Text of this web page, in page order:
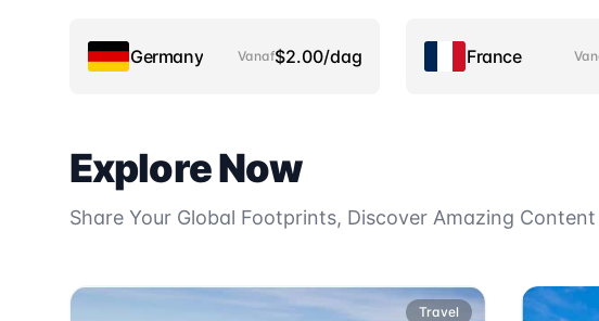
Germany Vanaf$2.00/dag France
Explore Now
Share Your Global Footprints, Discover Amazing Content
Travel